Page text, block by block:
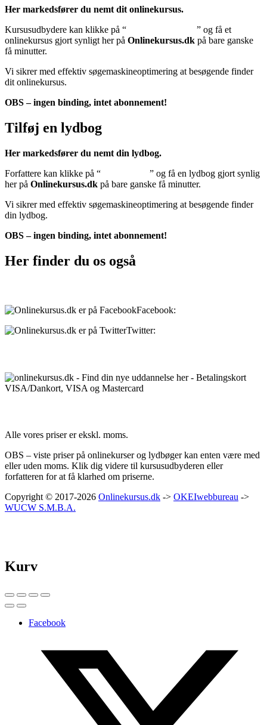
Her markedsfører du nemt dit onlinekursus.
Kursusudbydere kan klikke på “
” og få et
onlinekursus gjort synligt her på Onlinekursus.dk på bare ganske
få minutter.
Vi sikrer med effektiv søgemaskineoptimering at besøgende finder
dit onlinekursus.
OBS – ingen binding, intet abonnement!
Tilføj en lydbog
Her markedsfører du nemt din lydbog.
Forfattere kan klikke på “
” og få en lydbog gjort synlig
her på Onlinekursus.dk på bare ganske få minutter.
Vi sikrer med effektiv søgemaskineoptimering at besøgende finder
din lydbog.
OBS – ingen binding, intet abonnement!
Her finder du os også
Facebook:
Twitter:
Alle vores priser er ekskl. moms.
OBS – viste priser på onlinekurser og lydbøger kan enten være med
eller uden moms. Klik dig videre til kursusudbyderen eller
forfatteren for at få klarhed om priserne.
Copyright © 2017-2026 Onlinekursus.dk -> OKEIwebbureau ->
WUCW S.M.B.A.
Kurv
Facebook